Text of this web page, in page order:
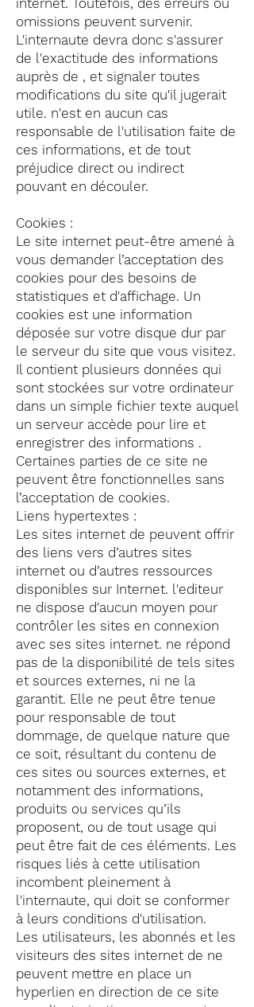
internet. Toutefois, des erreurs ou
omissions peuvent survenir.
L'internaute devra donc s'assurer
de l'exactitude des informations
auprès de , et signaler toutes
modifications du site qu'il jugerait
utile. n'est en aucun cas
responsable de l'utilisation faite de
ces informations, et de tout
préjudice direct ou indirect
pouvant en découler.
Cookies :
Le site internet peut-être amené à
vous demander l’acceptation des
cookies pour des besoins de
statistiques et d'affichage. Un
cookies est une information
déposée sur votre disque dur par
le serveur du site que vous visitez.
Il contient plusieurs données qui
sont stockées sur votre ordinateur
dans un simple fichier texte auquel
un serveur accède pour lire et
enregistrer des informations .
Certaines parties de ce site ne
peuvent être fonctionnelles sans
l’acceptation de cookies.
Liens hypertextes :
Les sites internet de peuvent offrir
des liens vers d’autres sites
internet ou d’autres ressources
disponibles sur Internet. l'editeur
ne dispose d'aucun moyen pour
contrôler les sites en connexion
avec ses sites internet. ne répond
pas de la disponibilité de tels sites
et sources externes, ni ne la
garantit. Elle ne peut être tenue
pour responsable de tout
dommage, de quelque nature que
ce soit, résultant du contenu de
ces sites ou sources externes, et
notamment des informations,
produits ou services qu’ils
proposent, ou de tout usage qui
peut être fait de ces éléments. Les
risques liés à cette utilisation
incombent pleinement à
l'internaute, qui doit se conformer
à leurs conditions d'utilisation.
Les utilisateurs, les abonnés et les
visiteurs des sites internet de ne
peuvent mettre en place un
hyperlien en direction de ce site